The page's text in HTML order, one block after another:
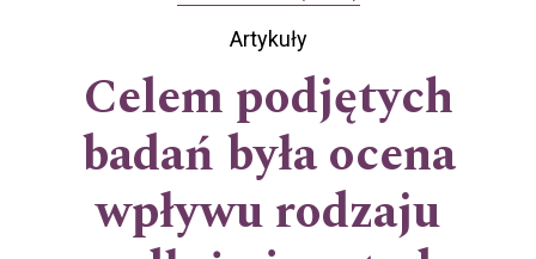
Artykuły
Celem podjętych
badań była ocena
wpływu rodzaju